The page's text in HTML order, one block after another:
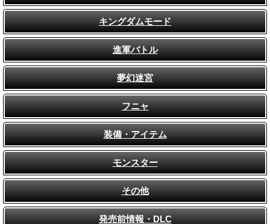
キングダムモード
進軍バトル
夢幻迷宮
フニャ
装備・アイテム
モンスター
その他
発売前情報・DLC